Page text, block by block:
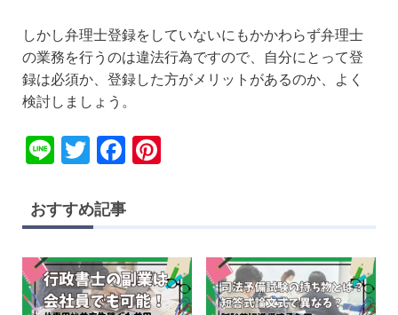
しかし弁理士登録をしていないにもかかわらず弁理士
の業務を行うのは違法行為ですので、自分にとって登
録は必須か、登録した方がメリットがあるのか、よく
検討しましょう。
Li
e
T
tt
er
F
c
b
o
st
おすすめ記事